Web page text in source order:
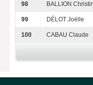
98 BALLION
99 DÉLOT Joëlle
100 CABAU Claude